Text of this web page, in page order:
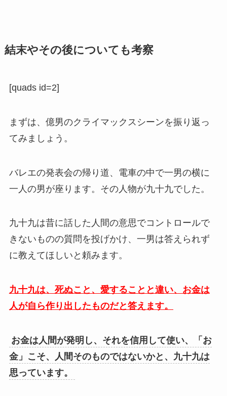
結末やその後についても考察
[quads id=2]
まずは、億男のクライマックスシーンを振り返っ
てみましょう。
バレエの発表会の帰り道、電車の中で一男の横に
一人の男が座ります。その人物が九十九でした。
九十九は昔に話した人間の意思でコントロールで
きないものの質問を投げかけ、一男は答えられず
に教えてほしいと頼みます。
九十九は、死ぬこと、愛することと違い、お金は
人が自ら作り出したものだと答えます。
お金は人間が発明し、それを信用して使い、「お
金」こそ、人間そのものではないかと、九十九は
思っています。